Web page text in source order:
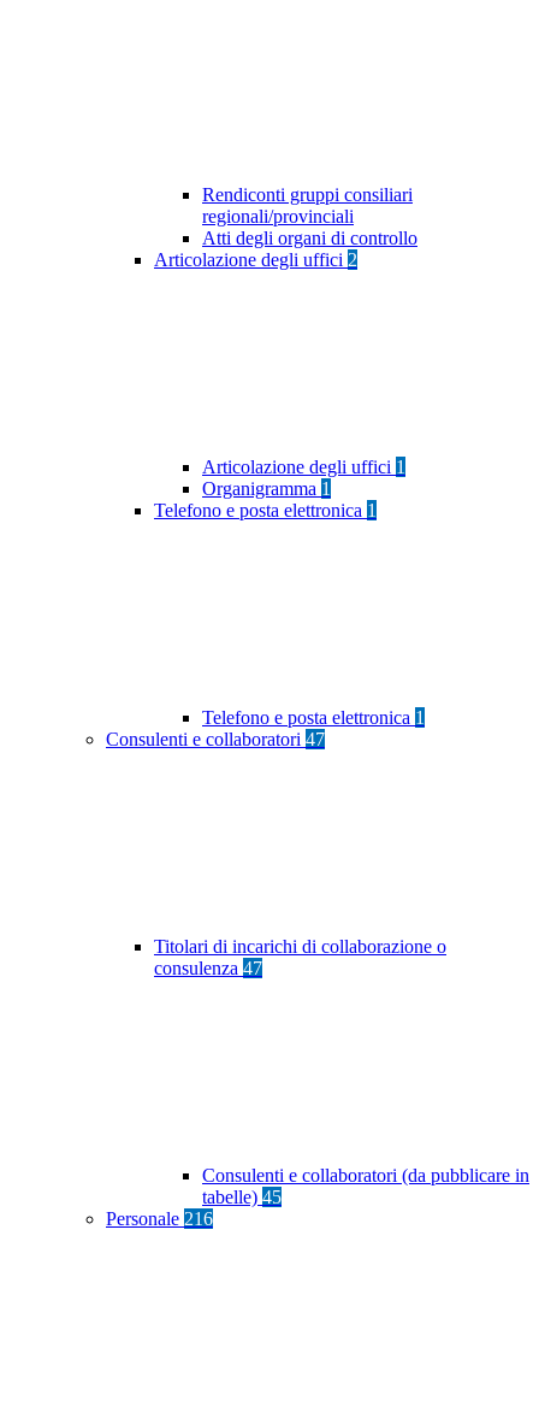
Rendiconti gruppi consiliari
regionali/provinciali
Atti degli organi di controllo
Articolazione degli uffici 2
Articolazione degli uffici 1
Organigramma 1
Telefono e posta elettronica 1
Telefono e posta elettronica 1
Consulenti e collaboratori 47
Titolari di incarichi di collaborazione o
consulenza 47
Consulenti e collaboratori (da pubblicare in
tabelle) 45
Personale 216